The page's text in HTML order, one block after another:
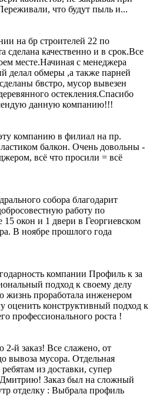
что будут пыль и...
на бр строителей 22 по
сделана качественно и в срок.Все
месте.Начиная с менеджера
делал обмеры ,а также парней
бвстро, мусор вывезен
остекления.Спасибо
данную компанию!!!
компанию в филиал на пр.
балкон. Очень довольны -
всё что просили = всё
собора благодарит
работу по
15 окон и 1 двери в Георгиевском
В ноябре прошлого года
компании Профиль к за
подход к своему делу
жизнь проработала инженером
оценить конструктивный подход к
профессионального роста !
й заказ! Все слажено, от
вывоза мусора. Отдельная
из доставки, супер
Заказ был на сложный
отделку : Выбрала профиль